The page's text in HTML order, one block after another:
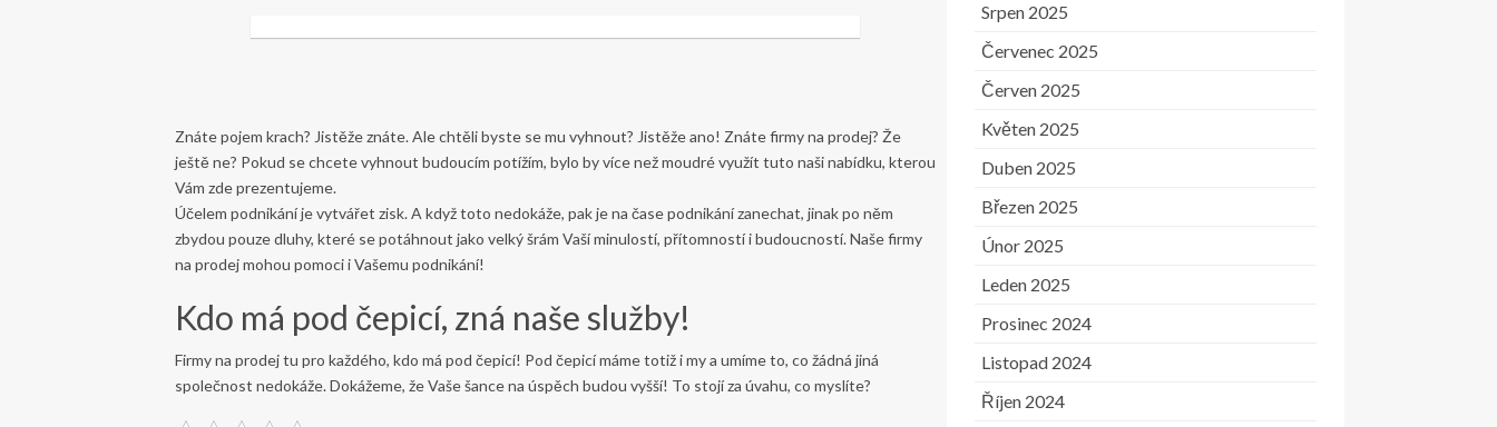
Znáte pojem krach? Jistěže znáte. Ale chtěli byste se mu vyhnout? Jistěže ano! Znáte firmy na prodej? Že
ještě ne? Pokud se chcete vyhnout budoucím potížím, bylo by více než moudré využít tuto naši nabídku, kterou
Vám zde prezentujeme.
Účelem podnikání je vytvářet zisk. A když toto nedokáže, pak je na čase podnikání zanechat, jinak po něm
zbydou pouze dluhy, které se potáhnout jako velký šrám Vaší minulostí, přítomností i budoucností. Našefirmy
na prodejmohou pomoci i Vašemu podnikání!
Kdo má pod čepicí, zná naše služby!
Firmy na prodej tu pro každého, kdo má pod čepicí! Pod čepicí máme totiž i my a umíme to, co žádná jiná
společnost nedokáže. Dokážeme, že Vaše šance na úspěch budou vyšší! To stojí za úvahu, co myslíte?
Srpen 2025
Červenec 2025
Červen 2025
Květen 2025
Duben 2025
Březen 2025
Únor 2025
Leden 2025
Prosinec 2024
Listopad 2024
Říjen 2024